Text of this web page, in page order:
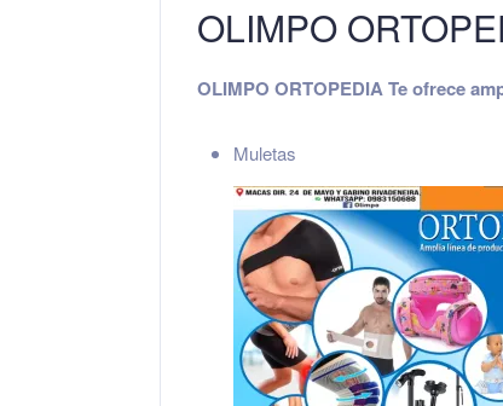
OLIMPO
OLIMPO ORTOPEDIA Te ofrece
Muletas